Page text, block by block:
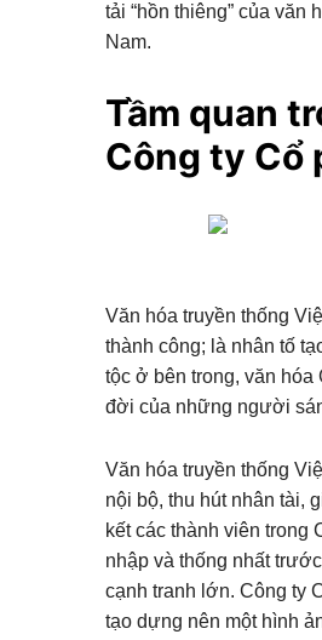
tải “hồn thiêng” của
Nam.
Tầm quan
Công ty Cổ
Văn hóa truyền thống
thành công; là nhân tố
tộc ở bên trong, văn
đời của những người
Văn hóa truyền thống
nội bộ, thu hút nhân tài,
kết các thành viên
nhập và thống nhất
cạnh tranh lớn. Công ty
tạo dựng nên một hình